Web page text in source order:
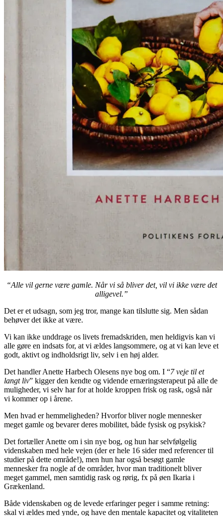
“Alle vil gerne være gamle. Når vi så bliver det, vil vi ikke være det
alligevel.”
Det er et udsagn, som jeg tror, mange kan tilslutte sig. Men sådan
behøver det ikke at være.
Vi kan ikke unddrage os livets fremadskriden, men heldigvis kan vi
alle gøre en indsats for, at vi ældes langsommere, og at vi kan leve et
godt, aktivt og indholdsrigt liv, selv i en høj alder.
Det handler Anette Harbech Olesens nye bog om. I “7 veje til et
langt liv” kigger den kendte og vidende ernæringsterapeut på alle de
muligheder, vi selv har for at holde kroppen frisk og rask, også når
vi kommer op i årene.
Men hvad er hemmeligheden? Hvorfor bliver nogle mennesker
meget gamle og bevarer deres mobilitet, både fysisk og psykisk?
Det fortæller Anette om i sin nye bog, og hun har selvfølgelig
videnskaben med hele vejen (der er hele 16 sider med referencer til
studier på dette område!), men hun har også besøgt gamle
mennesker fra nogle af de områder, hvor man traditionelt bliver
meget gammel, men samtidig rask og rørig, fx på øen Ikaria i
Grækenland.
Både videnskaben og de levede erfaringer peger i samme retning:
skal vi ældes med ynde, og have den mentale kapacitet og vitaliteten